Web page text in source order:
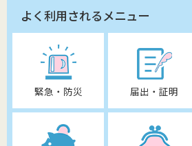
よく利用されるメニュー
緊急・防災 届出・証明